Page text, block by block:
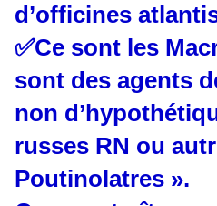
d’officines
✅Ce sont les
sont des agents
non
russes RN ou
Poutinolatres ».